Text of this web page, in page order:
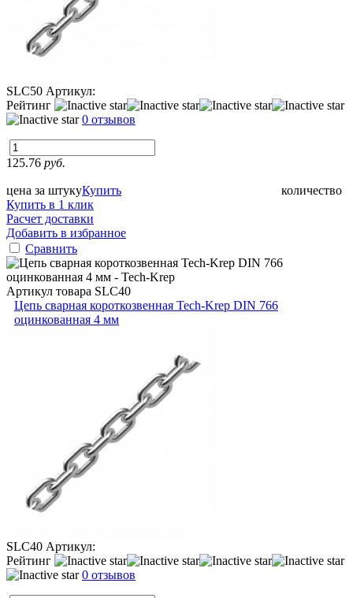
SLC50 Артикул:
Рейтинг
0 отзывов
125.76 руб.
цена за штуку количество
Купить
Купить в 1 клик
Расчет доставки
Добавить в избранное
Сравнить
Артикул товара SLC40
Цепь сварная короткозвенная Tech-Krep DIN 766
оцинкованная 4 мм
SLC40 Артикул:
Рейтинг
0 отзывов